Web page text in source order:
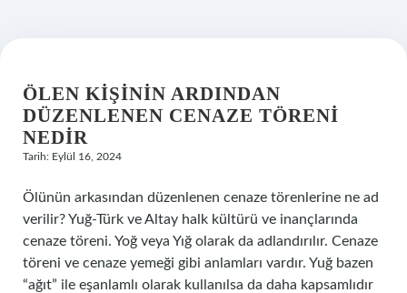
ÖLEN KIŞININ ARDINDAN
DÜZENLENEN CENAZE TÖRENI
NEDIR
Tarih: Eylül 16, 2024
Ölünün arkasından düzenlenen cenaze törenlerine ne ad
verilir? Yuğ-Türk ve Altay halk kültürü ve inançlarında
cenaze töreni. Yoğ veya Yığ olarak da adlandırılır. Cenaze
töreni ve cenaze yemeği gibi anlamları vardır. Yuğ bazen
“ağıt” ile eşanlamlı olarak kullanılsa da daha kapsamlıdır